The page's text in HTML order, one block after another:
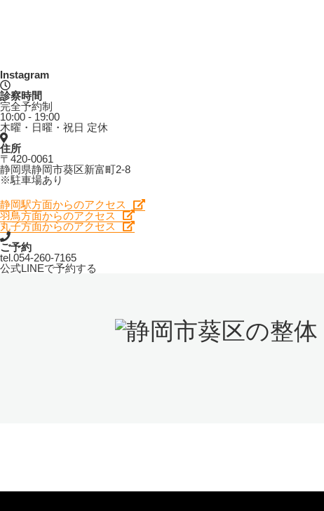
Instagram
診察時間
完全予約制
10:00 - 19:00
木曜・日曜・祝日 定休
住所
〒420-0061
静岡県静岡市葵区新富町2-8
※駐車場あり
静岡駅方面からのアクセス
羽鳥方面からのアクセス
丸子方面からのアクセス
ご予約
tel.054-260-7165
公式LINEで予約する